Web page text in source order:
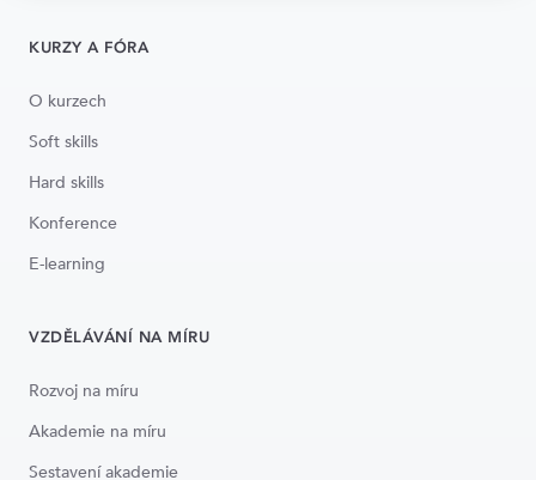
KURZY A FÓRA
O kurzech
Soft skills
Hard skills
Konference
E-learning
VZDĚLÁVÁNÍ NA MÍRU
Rozvoj na míru
Akademie na míru
Sestavení akademie